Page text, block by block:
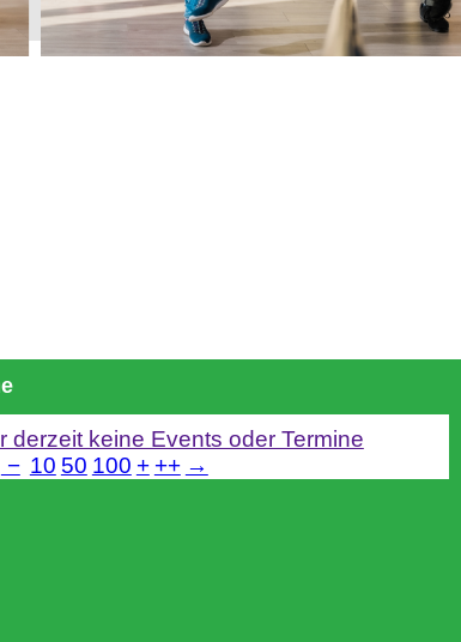
derzeit keine Events oder Termine
− 10 50 100 + ++ →